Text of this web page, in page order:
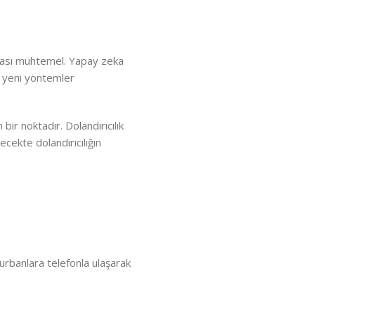
muhtemel. Yapay zeka
yeni yöntemler
noktadır. Dolandırıcılık
dolandırıcılığın
kurbanlara telefonla ulaşarak